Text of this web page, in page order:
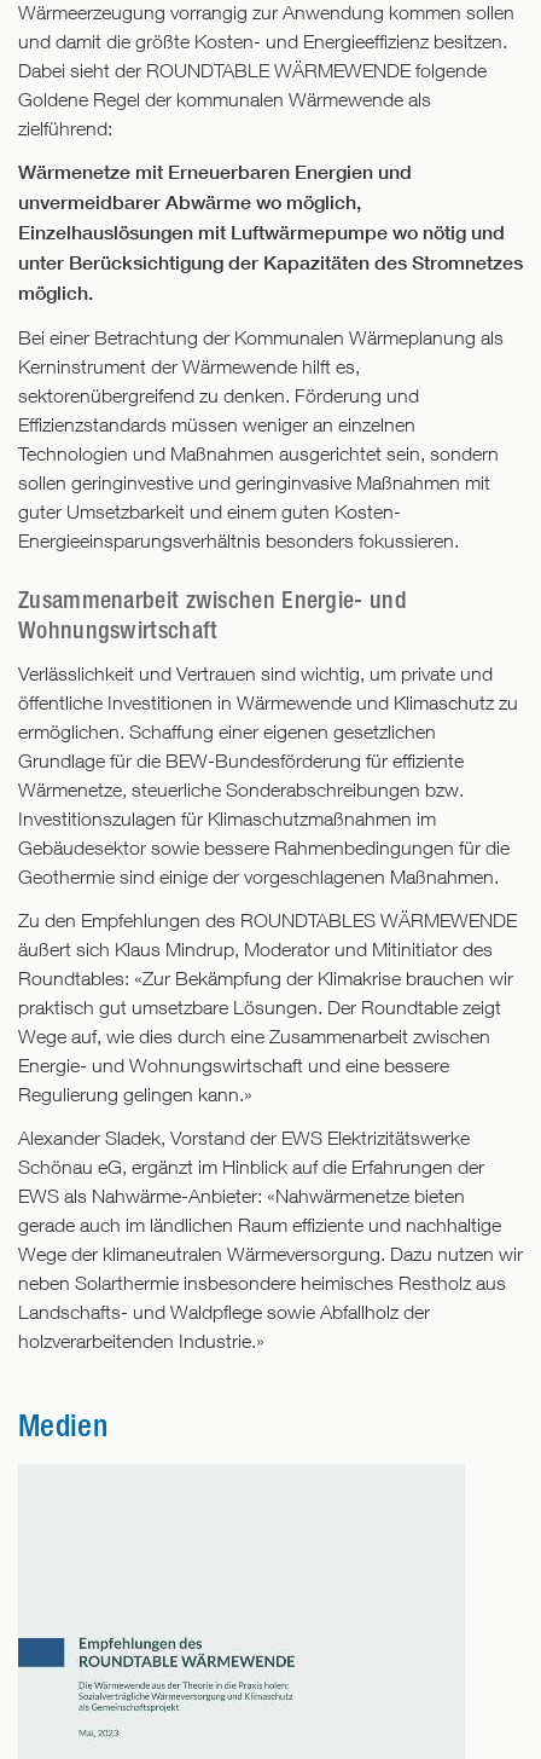
Wärmeerzeugung vorrangig zur Anwendung kommen sollen
und damit die größte Kosten- und Energieeffizienz besitzen.
Dabei sieht der ROUNDTABLE WÄRMEWENDE folgende
Goldene Regel der kommunalen Wärmewende als
zielführend:
Wärmenetze mit Erneuerbaren Energien und
unvermeidbarer Abwärme wo möglich,
Einzelhauslösungen mit Luftwärmepumpe wo nötig und
unter Berücksichtigung der Kapazitäten des Stromnetzes
möglich.
Bei einer Betrachtung der Kommunalen Wärmeplanung als
Kerninstrument der Wärmewende hilft es,
sektorenübergreifend zu denken. Förderung und
Effizienzstandards müssen weniger an einzelnen
Technologien und Maßnahmen ausgerichtet sein, sondern
sollen geringinvestive und geringinvasive Maßnahmen mit
guter Umsetzbarkeit und einem guten Kosten-
Energieeinsparungsverhältnis besonders fokussieren.
Zusammenarbeit zwischen Energie- und
Wohnungswirtschaft
Verlässlichkeit und Vertrauen sind wichtig, um private und
öffentliche Investitionen in Wärmewende und Klimaschutz zu
ermöglichen. Schaffung einer eigenen gesetzlichen
Grundlage für die BEW-Bundesförderung für effiziente
Wärmenetze, steuerliche Sonderabschreibungen bzw.
Investitionszulagen für Klimaschutzmaßnahmen im
Gebäudesektor sowie bessere Rahmenbedingungen für die
Geothermie sind einige der vorgeschlagenen Maßnahmen.
Zu den Empfehlungen des ROUNDTABLES WÄRMEWENDE
äußert sich Klaus Mindrup, Moderator und Mitinitiator des
Roundtables: «Zur Bekämpfung der Klimakrise brauchen wir
praktisch gut umsetzbare Lösungen. Der Roundtable zeigt
Wege auf, wie dies durch eine Zusammenarbeit zwischen
Energie- und Wohnungswirtschaft und eine bessere
Regulierung gelingen kann.»
Alexander Sladek, Vorstand der EWS Elektrizitätswerke
Schönau eG, ergänzt im Hinblick auf die Erfahrungen der
EWS als Nahwärme-Anbieter: «Nahwärmenetze bieten
gerade auch im ländlichen Raum effiziente und nachhaltige
Wege der klimaneutralen Wärmeversorgung. Dazu nutzen wir
neben Solarthermie insbesondere heimisches Restholz aus
Landschafts- und Waldpflege sowie Abfallholz der
holzverarbeitenden Industrie.»
Medien